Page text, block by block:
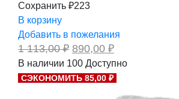
Сохранить ₽223
В корзину
Добавить в пожелания
1 113,00₽ Первоначальная
цена
составляла
1
890,00 ₽Текущая
890,00 ₽.
В наличии 100 Доступно
СЭКОНОМИТЬ 85,00 ₽